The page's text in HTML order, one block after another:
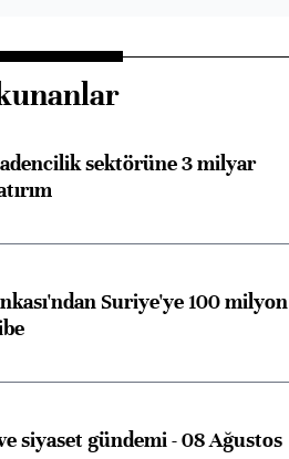
sektörüne 3 milyar
Suriye'ye 100 milyon
siyaset gündemi - 08 Ağustos